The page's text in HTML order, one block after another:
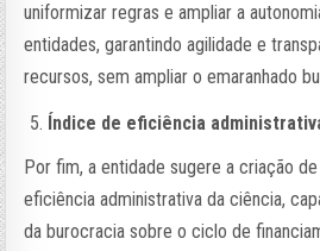
uniformizar regras e ampliar a
entidades, garantindo agilidade e
recursos, sem ampliar o emaranhado
Índice de eficiência
Por fim, a entidade sugere a criação
eficiência administrativa da ciência,
da burocracia sobre o ciclo de